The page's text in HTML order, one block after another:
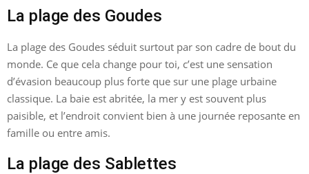
La plage des Goudes
La plage des Goudes séduit surtout par son cadre de bout du
monde. Ce que cela change pour toi, c’est une sensation
d’évasion beaucoup plus forte que sur une plage urbaine
classique. La baie est abritée, la mer y est souvent plus
paisible, et l’endroit convient bien à une journée reposante en
famille ou entre amis.
La plage des Sablettes